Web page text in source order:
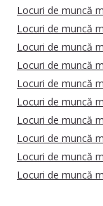
Locuri de muncă
Locuri de muncă
Locuri de muncă
Locuri de muncă
Locuri de muncă
Locuri de muncă
Locuri de muncă
Locuri de muncă
Locuri de muncă
Locuri de muncă